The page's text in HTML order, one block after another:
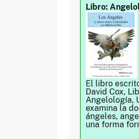
Libro:
El libro
David Cox,
Angelología,
examina la
ángeles,
una forma